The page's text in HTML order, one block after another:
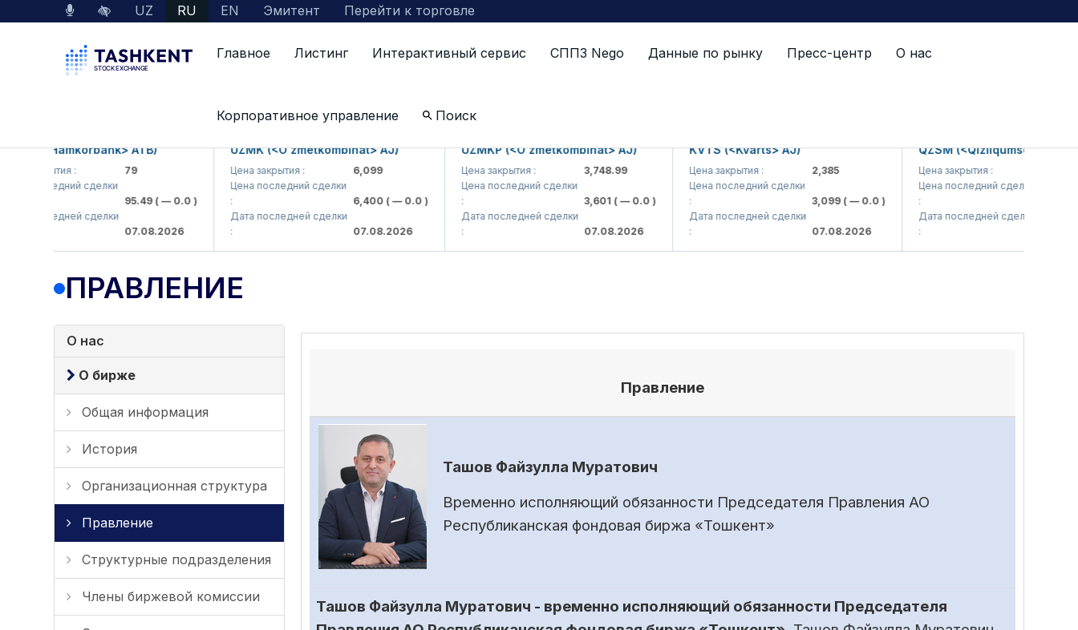
UZ RU EN Эмитент Перейти к торговле
Главное Листинг Интерактивный сервис СППЗ Nego Данные по рынку Пресс-центр О нас
Корпоративное управление Поиск
Правление
(<Hamkorbank> ATB)
последний сделки
95.49( — 0.0 )
последней сделки
07.08.2026
UZMK (<O'zmetkombinat> AJ)
Цена закрытия :
6,099
Цена последний сделки
6,400( — 0.0 )
Дата последней сделки
07.08.2026
UZMKP (<O'zmetkombinat> AJ)
Цена закрытия :
3,748.99
Цена последний сделки
3,601( — 0.0 )
Дата последней сделки
07.08.2026
KVTS (<Kvarts> AJ)
Цена закрытия :
2,385
Цена последний сделки
3,099( — 0.0 )
Дата последней сделки
07.08.2026
QZSM (<Qizilqumsement> AJ)
Цена закрытия :
Цена последний сделки
Дата последней сделки
ПРАВЛЕНИЕ
О нас
О бирже
Общая информация
История
Организационная структура
Правление
Структурные подразделения
Члены биржевой комиссии
Правление
Ташов Файзулла Муратович
Временно исполняющий обязанности Председателя Правления АО
Республиканская фондовая биржа «Тошкент»
Ташов Файзулла Муратович - временно исполняющий обязанности Председателя